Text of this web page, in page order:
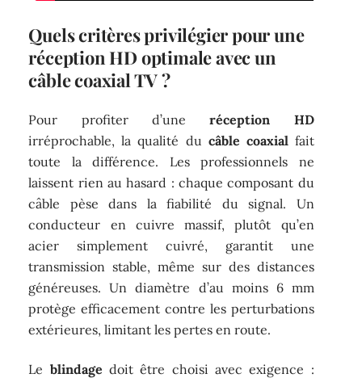
Quels critères privilégier pour une
réception HD optimale avec un
câble coaxial TV ?
Pour profiter d’uneréception HD
irréprochable, la qualité du câble coaxialfait
toute la différence. Les professionnels ne
laissent rien au hasard : chaque composant du
câble pèse dans la fiabilité du signal. Un
conducteur en cuivre massif, plutôt qu’en
acier simplement cuivré, garantit une
transmission stable, même sur des distances
généreuses. Un diamètre d’au moins 6 mm
protège efficacement contre les perturbations
extérieures, limitant les pertes en route.
Le blindage doit être choisi avec exigence :